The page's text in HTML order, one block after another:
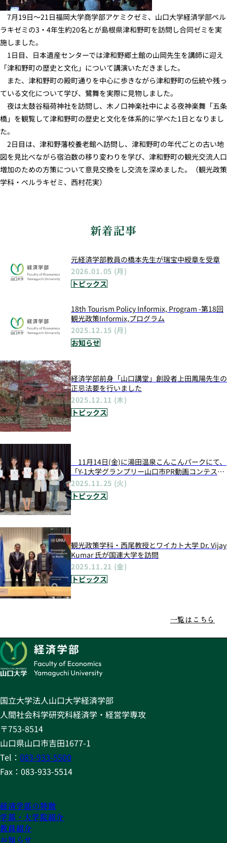
7月19日～21日福岡大学商学部アケミクゼミ、山口大学経済学部ぺル
ラキゼミの3・4年生約20名とが島根県津和野町を訪問し合同ゼミを実
施しました。
1日目、日本遺産センターでは津和野郷土館の山岡先生を講師に迎え
「津和野町の歴史と文化」について講演いただきました。
また、津和野町の殿町通りを中心に歩きながら津和野町の伝統や残っ
ている文化について学び、鷺舞を実際に見物しました。
夜は太鼓谷稲荷神社を訪問し、木ノ口神楽社中による夜神楽舞「五条
橋」を観覧して津和野町の歴史と文化を体系的に学べた1日となりまし
た。
2日目は、津和野藩校養老館へ訪問し、津和野町の年代ごとの古い地
図を見比べながら宿泊数の移り変わりを学び、津和野町の観光交流人口
増加のための方策について意見交換をし交流を深めました。（観光政策
学科・ぺルラキゼミ、西村花実）
新着記事
元経済学部教員の橋本先生が瑞宝中綬章を受章
2026.01.05 (月)
トピックス
18th Tourism Policy Informix, Program -第18回
観光政策Informix,プログラム
2025.12.15 (月)
お知らせ
経済学部前身「山口講堂」創設者上田鳳陽先生の
正忌法要を行いました
2025.12.11 (木)
トピックス
11月14日(金)に湯田温泉こんこんパークにて、
「Y-1大学グランプリー山口市PR動画コンテス
トー」が開催されました
2025.11.25 (火)
トピックス
観光政策学科・西尾教授とワイカト大学 Dr. Vijay
Kumar 氏が国連大学を訪問
2025.11.21 (金)
トピックス
一覧はこちら
国立大学法人山口大学経済学部
人間社会科学研究科経済学・経営学専攻
〒753-8514
山口県山口市吉田1677-1
Tel： 083-933-5500
Fax：083-933-5514
経済学部の特徴
学部・大学院紹介
教員紹介
お知らせ